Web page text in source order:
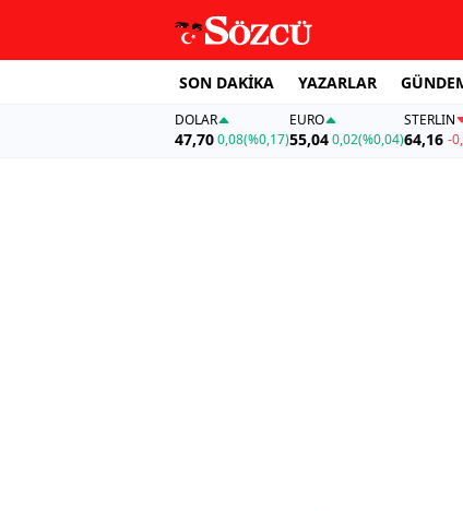
SON DAKİKA YAZARLAR
DOLAR
47,700,08(%0,17)
EURO
55,04 0,02(%0,04)
STERLIN
64,16 -